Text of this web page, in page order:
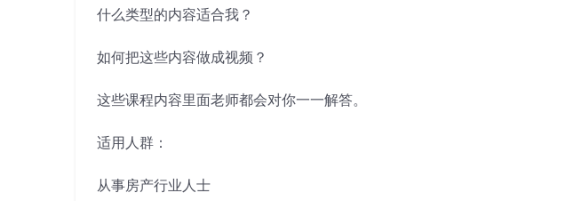
什么类型的内容适合我？
如何把这些内容做成视频？
这些课程内容里面老师都会对你一一解答。
适用人群：
从事房产行业人士